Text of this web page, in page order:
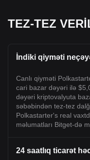
TEZ-TEZ
İndiki qiyməti
Canlı qiyməti
cari bazar dəyəri ilə
dəyəri kriptovalyuta
səbəbindən tez-tez
Polkastarter's real
məlumatları Bitget-də
24 saatlıq ticarət